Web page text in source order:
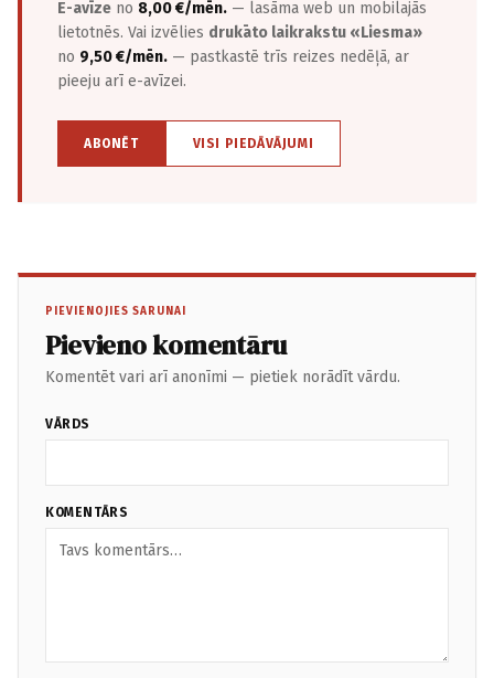
E-avīze no 8,00 €/mēn. — lasāma web un mobilajās
lietotnēs. Vai izvēlies drukāto laikrakstu «Liesma»
no 9,50 €/mēn. — pastkastē trīs reizes nedēļā, ar
pieeju arī e-avīzei.
ABONĒT VISI PIEDĀVĀJUMI
PIEVIENOJIES SARUNAI
Pievieno komentāru
Komentēt vari arī anonīmi — pietiek norādīt vārdu.
VĀRDS
KOMENTĀRS